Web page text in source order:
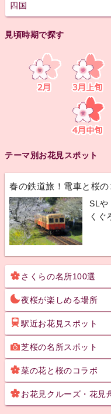
四国
見頃時期で探す
テーマ別お花見スポット
春の鉄道旅！電車と桜
SLや
くぐ
さくらの名所100選
夜桜が楽しめる場所
駅近お花見スポット
芝桜の名所スポット
菜の花と桜のコラボ
お花見クルーズ・花見